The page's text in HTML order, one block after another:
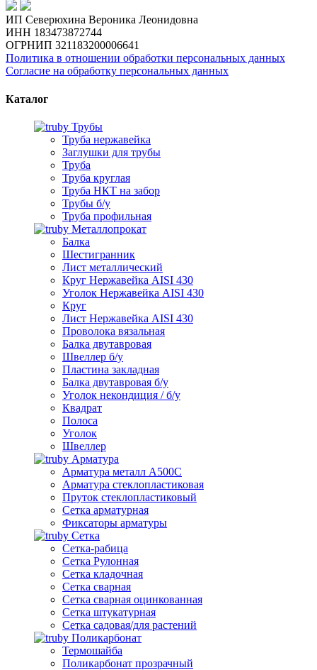
ИП Северюхина Вероника Леонидовна
ИНН 183473872744
ОГРНИП 321183200006641
Политика в отношении обработки персональных данных
Согласие на обработку персональных данных
Каталог
Трубы
Труба нержавейка
Заглушки для трубы
Труба
Труба круглая
Труба НКТ на забор
Трубы б/у
Труба профильная
Металлопрокат
Балка
Шестигранник
Лист металлический
Круг Нержавейка AISI 430
Уголок Нержавейка AISI 430
Круг
Лист Нержавейка AISI 430
Проволока вязальная
Балка двутавровая
Швеллер б/у
Пластина закладная
Балка двутавровая б/у
Уголок некондиция / б/у
Квадрат
Полоса
Уголок
Швеллер
Арматура
Арматура металл А500С
Арматура стеклопластиковая
Пруток стеклопластиковый
Сетка арматурная
Фиксаторы арматуры
Сетка
Сетка-рабица
Сетка Рулонная
Сетка кладочная
Сетка сварная
Сетка сварная оцинкованная
Сетка штукатурная
Сетка садовая/для растений
Поликарбонат
Термошайба
Поликарбонат прозрачный